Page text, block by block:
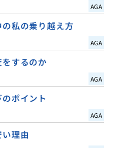
AGA
私の乗り越え方
AGA
するのか
AGA
ポイント
AGA
理由